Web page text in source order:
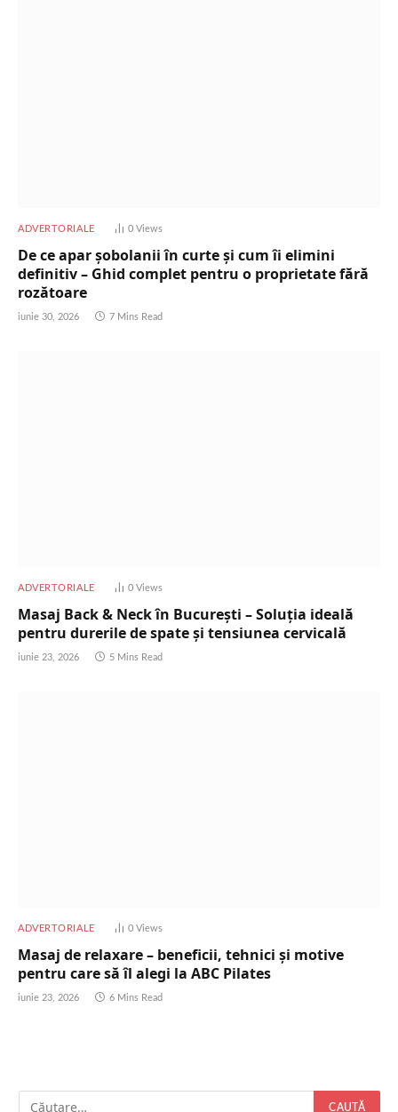
ADVERTORIALE 0 Views
De ce apar șobolanii în curte și cum îi elimini
definitiv – Ghid complet pentru o proprietate fără
rozătoare
iunie 30, 2026 7 Mins Read
ADVERTORIALE 0 Views
Masaj Back & Neck în București – Soluția ideală
pentru durerile de spate și tensiunea cervicală
iunie 23, 2026 5 Mins Read
ADVERTORIALE 0 Views
Masaj de relaxare – beneficii, tehnici și motive
pentru care să îl alegi la ABC Pilates
iunie 23, 2026 6 Mins Read